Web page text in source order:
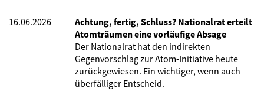
16.06.2026
Achtung, fertig, Schluss? Nationalrat erteilt
Atomträumen eine vorläufige Absage
Der Nationalrat hat den indirekten
Gegenvorschlag zur Atom-Initiative heute
zurückgewiesen. Ein wichtiger, wenn auch
überfälliger Entscheid.